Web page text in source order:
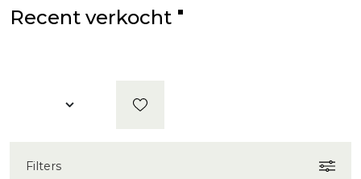
Recent verkocht
Filters